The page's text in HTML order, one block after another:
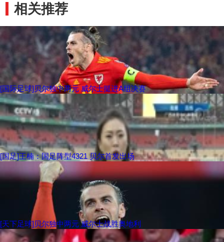
相关推荐
[国际足球]贝尔独中两元 威尔士挺进A组决赛
[国足]王楠：国足阵型4321 贝尔首发出场
[天下足球]贝尔独中两元 威尔士战胜奥地利